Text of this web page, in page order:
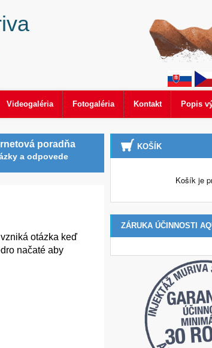
Videogaléria Fotogaléria Kontakt Popis
poradňa
a odpovede
otázka keď
načaté aby
KOŠÍK
Košík je
ZÁRUKA ÚČINNOSTI